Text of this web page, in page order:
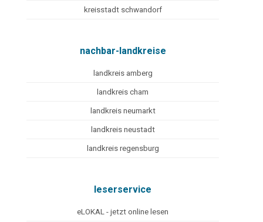
kreisstadt schwandorf
nachbar-landkreise
landkreis amberg
landkreis cham
landkreis neumarkt
landkreis neustadt
landkreis regensburg
leserservice
eLOKAL - jetzt online lesen